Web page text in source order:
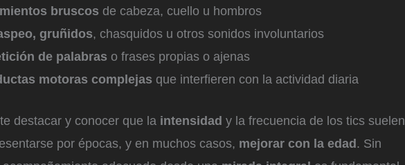
bruscos de cabeza, cuello u hombros
gruñidos, chasquidos u otros sonidos involuntarios
de palabras o frases propias o ajenas
motoras complejas que interfieren con la actividad diaria
destacar y conocer que la intensidad y la frecuencia de los tics suelen
por épocas, y en muchos casos, mejorar con la edad . Sin